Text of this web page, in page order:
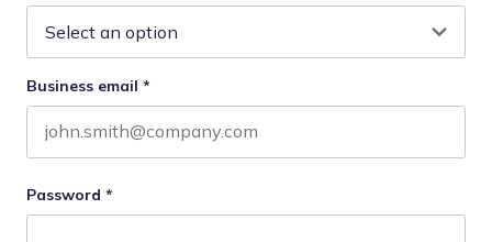
Business email *
Password *